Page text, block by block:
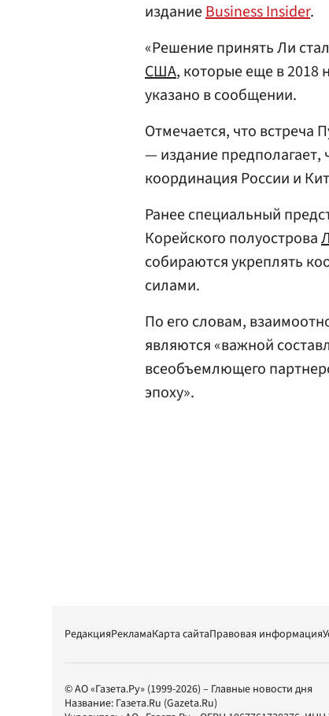
изданиеBusiness Insider.
«Решение принять Ли
США, которые еще в 2018
указано в сообщении.
Отмечается, что встреча
— издание предполагает,
координация России и
Ранее специальный
Корейского полуострова
собираются укреплять
силами.
По его словам,
являются «важной
всеобъемлющего
эпоху».
РедакцияРекламаКарта сайтаПравовая информация
© АО «Газета.Ру» (1999-2026) – Главные новости дня
Название: Газета.Ru (Gazeta.Ru)